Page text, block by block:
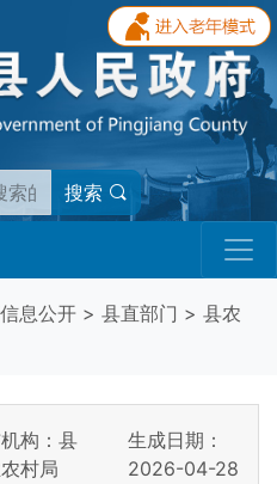
搜索
息公开 > 县直部门 > 县农
构：县
村局
生成日期：
2026-04-28